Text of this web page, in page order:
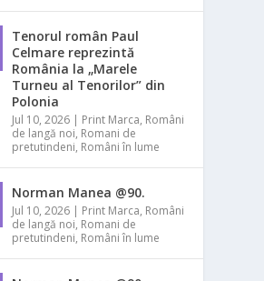
Tenorul român Paul
Celmare reprezintă
România la „Marele
Turneu al Tenorilor” din
Polonia
Jul 10, 2026 | Print Marca, Români
de langă noi, Romani de
pretutindeni, Români în lume
Norman Manea @90.
Jul 10, 2026 | Print Marca, Români
de langă noi, Romani de
pretutindeni, Români în lume